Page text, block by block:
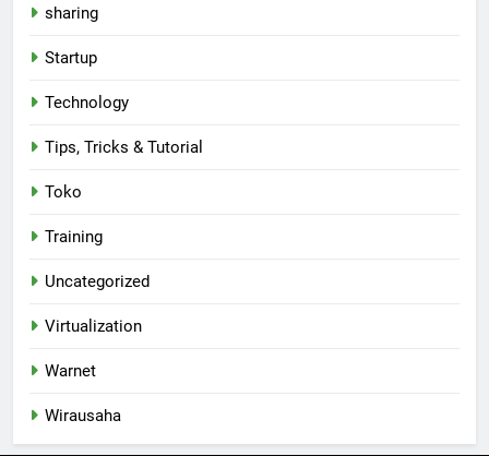
sharing
Startup
Technology
Tips, Tricks & Tutorial
Toko
Training
Uncategorized
Virtualization
Warnet
Wirausaha